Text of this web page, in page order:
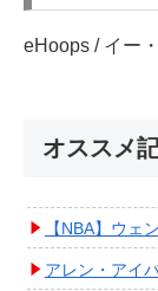
eHoops / イー
オススメ
【NBA】ウェンバンヤ
アレン・アイバーソ